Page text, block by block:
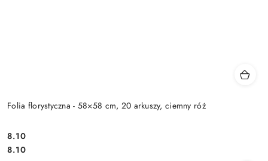
Folia florystyczna - 58×58 cm, 20 arkuszy, ciemny róż
Cena:
8.10
Cena:
8.10